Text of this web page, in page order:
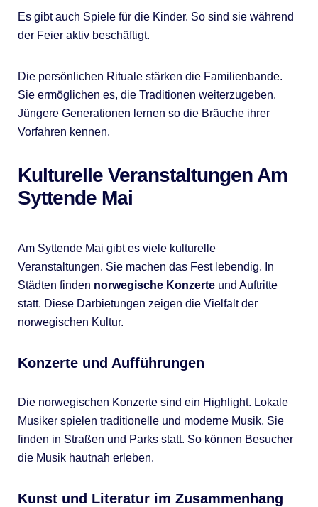
Es gibt auch Spiele für die Kinder. So sind sie während
der Feier aktiv beschäftigt.
Die persönlichen Rituale stärken die Familienbande.
Sie ermöglichen es, die Traditionen weiterzugeben.
Jüngere Generationen lernen so die Bräuche ihrer
Vorfahren kennen.
Kulturelle Veranstaltungen Am
Syttende Mai
Am Syttende Mai gibt es viele kulturelle
Veranstaltungen. Sie machen das Fest lebendig. In
Städten finden norwegische Konzerteund Auftritte
statt. Diese Darbietungen zeigen die Vielfalt der
norwegischen Kultur.
Konzerte und Aufführungen
Die norwegischen Konzerte sind ein Highlight. Lokale
Musiker spielen traditionelle und moderne Musik. Sie
finden in Straßen und Parks statt. So können Besucher
die Musik hautnah erleben.
Kunst und Literatur im Zusammenhang